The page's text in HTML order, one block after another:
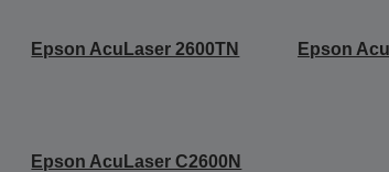
Epson AcuLaser 2600TN Epson
Epson AcuLaser C2600N